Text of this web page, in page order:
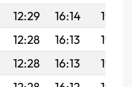
12:29 16:14
19:19
12:28 16:13
19:18
12:28 16:13
19:17